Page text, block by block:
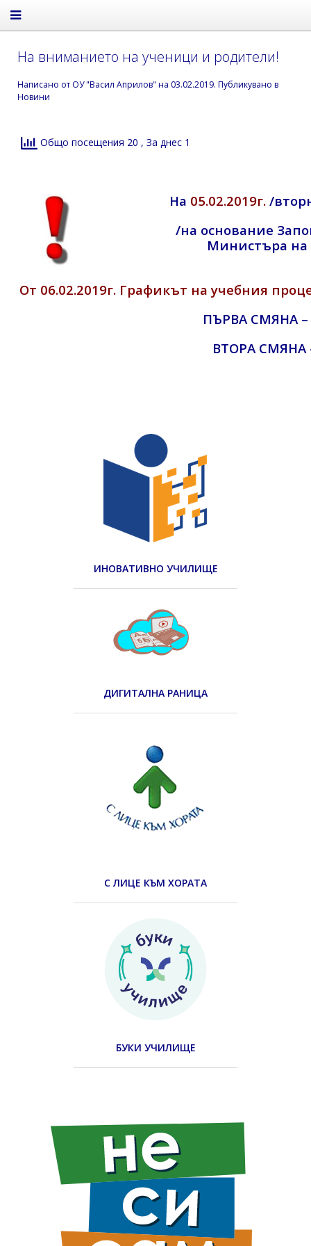
На вниманието на ученици и родители!
Написано от ОУ "Васил Априлов" на 03.02.2019. Публикувано в
Новини
Общо посещения 20 , За днес 1
На 05.02.2019г./
/на основание
Министъра на
От 06.02.2019г. Графикът на учебния
ПЪРВА СМЯНА –
ВТОРА СМЯНА
ИНОВАТИВНО УЧИЛИЩЕ
ДИГИТАЛНА РАНИЦА
С ЛИЦЕ КЪМ ХОРАТА
БУКИ УЧИЛИЩЕ